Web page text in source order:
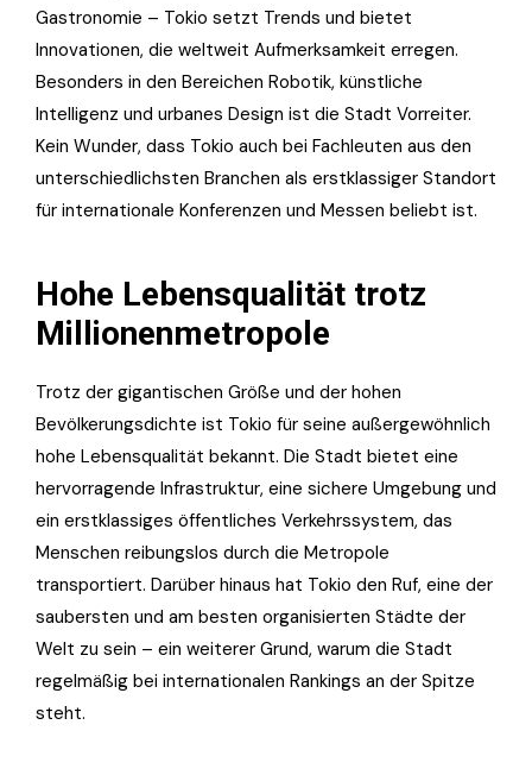
Gastronomie – Tokio setzt Trends und bietet
Innovationen, die weltweit Aufmerksamkeit erregen.
Besonders in den Bereichen Robotik, künstliche
Intelligenz und urbanes Design ist die Stadt Vorreiter.
Kein Wunder, dass Tokio auch bei Fachleuten aus den
unterschiedlichsten Branchen als erstklassiger Standort
für internationale Konferenzen und Messen beliebt ist.
Hohe Lebensqualität trotz
Millionenmetropole
Trotz der gigantischen Größe und der hohen
Bevölkerungsdichte ist Tokio für seine außergewöhnlich
hohe Lebensqualität bekannt. Die Stadt bietet eine
hervorragende Infrastruktur, eine sichere Umgebung und
ein erstklassiges öffentliches Verkehrssystem, das
Menschen reibungslos durch die Metropole
transportiert. Darüber hinaus hat Tokio den Ruf, eine der
saubersten und am besten organisierten Städte der
Welt zu sein – ein weiterer Grund, warum die Stadt
regelmäßig bei internationalen Rankings an der Spitze
steht.